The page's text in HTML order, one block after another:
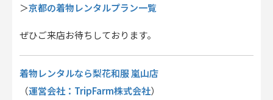
＞京都の着物レンタルプラン一覧
ぜひご来店お待ちしております。
着物レンタルなら梨花和服 嵐山店
（運営会社：TripFarm株式会社）